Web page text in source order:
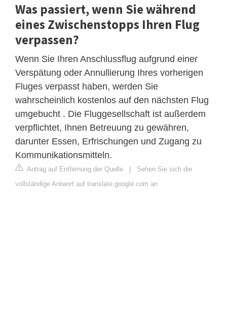
Was passiert, wenn Sie während
eines Zwischenstopps Ihren Flug
verpassen?
Wenn Sie Ihren Anschlussflug aufgrund einer
Verspätung oder Annullierung Ihres vorherigen
Fluges verpasst haben, werden Sie
wahrscheinlich kostenlos auf den nächsten Flug
umgebucht . Die Fluggesellschaft ist außerdem
verpflichtet, Ihnen Betreuung zu gewähren,
darunter Essen, Erfrischungen und Zugang zu
Kommunikationsmitteln.
Antrag auf Entfernung der Quelle | Sehen Sie sich die
vollständige Antwort auf translate.google.com an